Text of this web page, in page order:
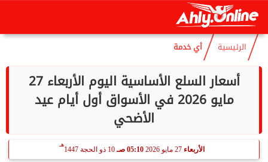
الجمعة
الرئيسية أي خدمة
أسعار السلع الأساسية اليوم الأربعاء 27
مايو 2026 في الأسواق أول أيام عيد
الأضحي
الأربعاء 27 مايو 2026 05:10 صـ 10 ذو الحجة 1447
هـ